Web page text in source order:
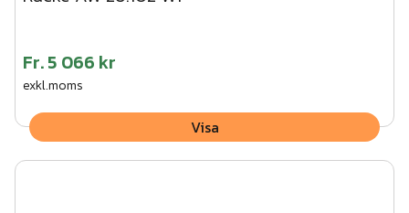
Fr.5 066 kr
exkl.moms
Visa